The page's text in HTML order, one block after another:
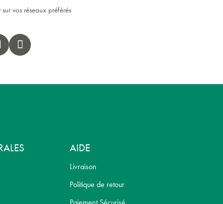
vos réseaux préférés
AIDE
Livraison
Politique de retour